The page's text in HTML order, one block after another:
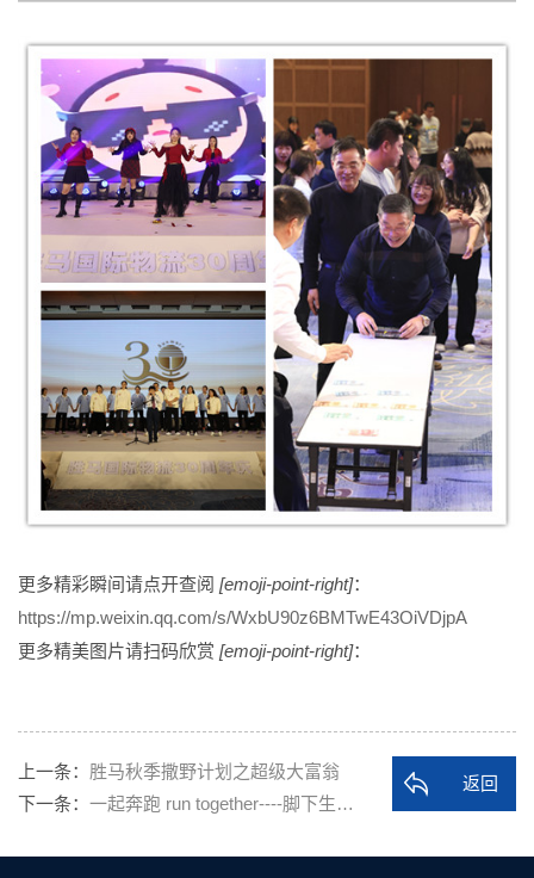
更多精彩瞬间请点开查阅 [emoji-point-right]：
https://mp.weixin.qq.com/s/WxbU90z6BMTwE43OiVDjpA
更多精美图片请扫码欣赏 [emoji-point-right]：
上一条： 胜马秋季撒野计划之超级大富翁
下一条： 一起奔跑 run together----脚下生…
返回